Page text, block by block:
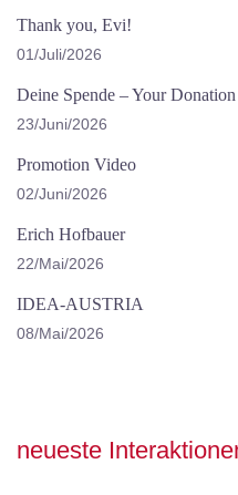
Thank you, Evi!
01/Juli/2026
Deine Spende – Your Donation
23/Juni/2026
Promotion Video
02/Juni/2026
Erich Hofbauer
22/Mai/2026
IDEA-AUSTRIA
08/Mai/2026
neueste